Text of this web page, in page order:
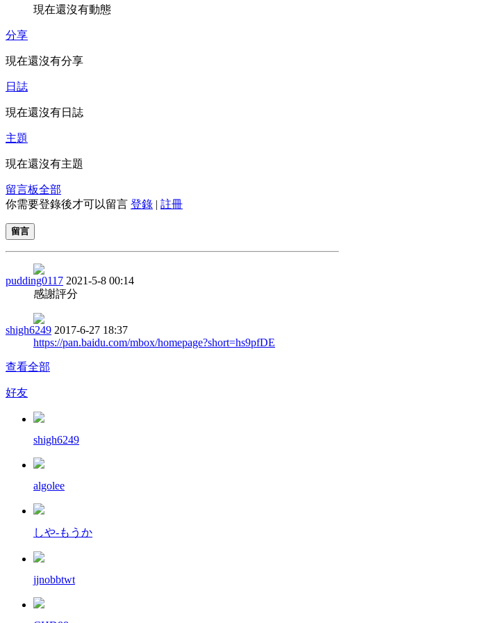
現在還沒有動態
分享
現在還沒有分享
日誌
現在還沒有日誌
主題
現在還沒有主題
留言板全部
你需要登錄後才可以留言 登錄 | 註冊
留言
pudding0117 2021-5-8 00:14
感謝評分
shigh6249 2017-6-27 18:37
https://pan.baidu.com/mbox/homepage?short=hs9pfDE
查看全部
好友
shigh6249
algolee
しや-もうか
jjnobbtwt